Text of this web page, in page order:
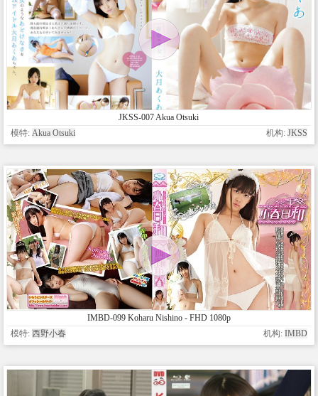
JKSS-007 Akua Otsuki
模特: Akua Otsuki 机构: JKSS
IMBD-099 Koharu Nishino - FHD 1080p
模特: 西野小春 机构: IMBD